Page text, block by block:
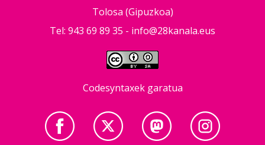
Tolosa (Gipuzkoa)
Tel: 943 69 89 35 - info@28kanala.eus
Codesyntaxek garatua